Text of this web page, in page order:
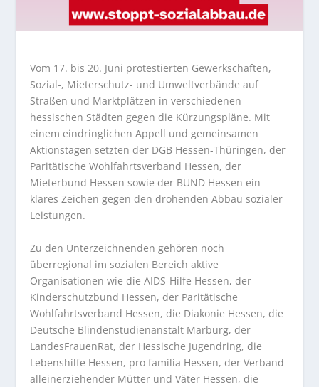
Vom 17. bis 20. Juni protestierten Gewerkschaften,
Sozial-, Mieterschutz- und Umweltverbände auf
Straßen und Marktplätzen in verschiedenen
hessischen Städten gegen die Kürzungspläne. Mit
einem eindringlichen Appell und gemeinsamen
Aktionstagen setzten der DGB Hessen-Thüringen, der
Paritätische Wohlfahrtsverband Hessen, der
Mieterbund Hessen sowie der BUND Hessen ein
klares Zeichen gegen den drohenden Abbau sozialer
Leistungen.
Zu den Unterzeichnenden gehören noch
überregional im sozialen Bereich aktive
Organisationen wie die AIDS-Hilfe Hessen, der
Kinderschutzbund Hessen, der Paritätische
Wohlfahrtsverband Hessen, die Diakonie Hessen, die
Deutsche Blindenstudienanstalt Marburg, der
LandesFrauenRat, der Hessische Jugendring, die
Lebenshilfe Hessen, pro familia Hessen, der Verband
alleinerziehender Mütter und Väter Hessen, die